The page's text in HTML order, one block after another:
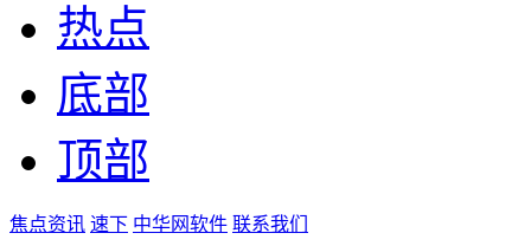
热点
底部
顶部
焦点资讯 速下 中华网软件 联系我们